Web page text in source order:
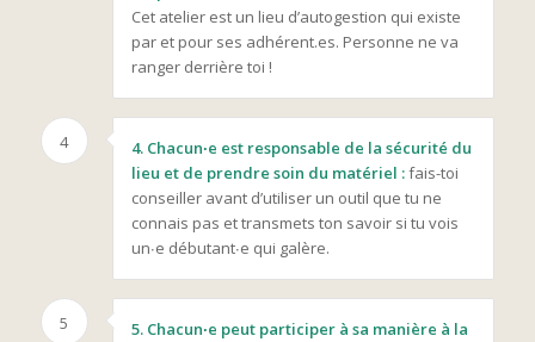
Cet atelier est un lieu d’autogestion qui existe
par et pour ses adhérent.es. Personne ne va
ranger derrière toi !
4
4. Chacun∙e est responsable de la sécurité du
lieu et de prendre soin du matériel :fais-toi
conseiller avant d’utiliser un outil que tu ne
connais pas et transmets ton savoir si tu vois
un∙e débutant∙e qui galère.
5
5. Chacun∙e peut participer à sa manière à la